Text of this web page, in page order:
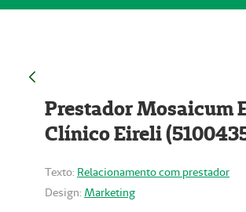
Prestador Mosaicum
Clínico Eireli
Texto: Relacionamento com prestador
Design: Marketing